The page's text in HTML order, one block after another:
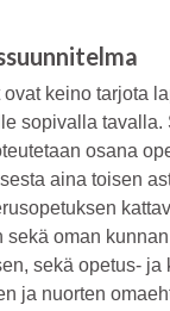
keino tarjota
sopivalla
osana
aina toisen
oman
sekä opetus-
ja nuorten